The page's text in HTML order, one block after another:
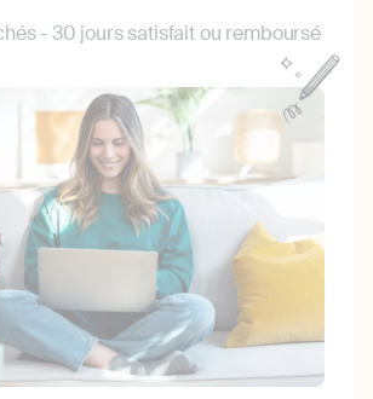
- 30 jours satisfait ou remboursé